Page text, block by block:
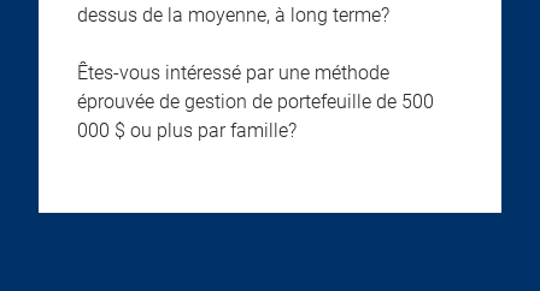
dessus de la moyenne, à long terme?
Êtes-vous intéressé par une méthode
éprouvée de gestion de portefeuille de 500
000 $ ou plus par famille?